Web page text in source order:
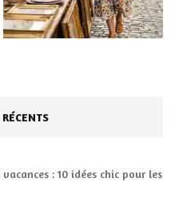
: 10 idées chic pour les